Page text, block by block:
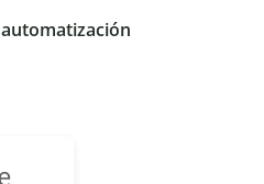
automatización